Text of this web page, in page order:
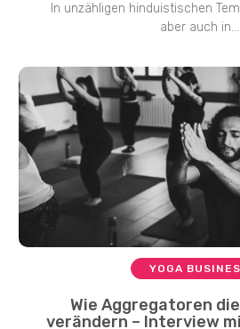
In unzähligen hinduistischen
aber auch in...
YOGA
Wie Aggregatoren
verändern – Interview